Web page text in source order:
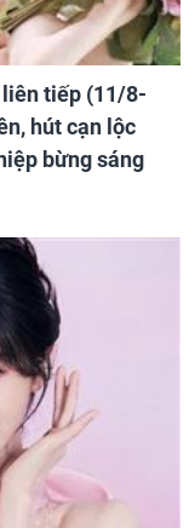
liên tiếp (11/8-
hút cạn lộc
bừng sáng